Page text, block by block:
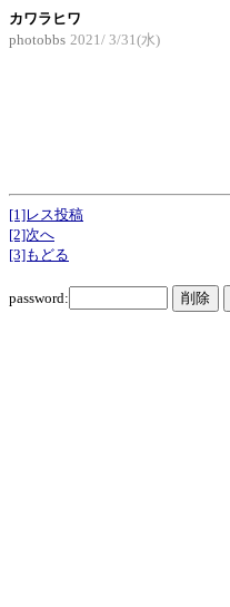
カワラヒワ
photobbs 2021/ 3/31(水)
[1]レス投稿
[2]次へ
[3]もどる
password: